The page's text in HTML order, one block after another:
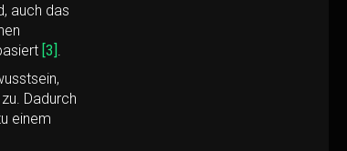
auch das
[3].
Dadurch
einem